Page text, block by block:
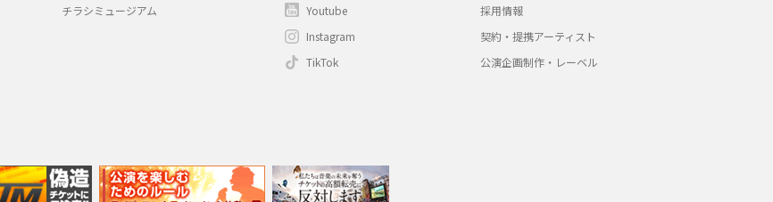
チラシミュージアム
Youtube
Instagram
TikTok
採用情報
契約・提携アーティスト
公演企画制作・レーベル